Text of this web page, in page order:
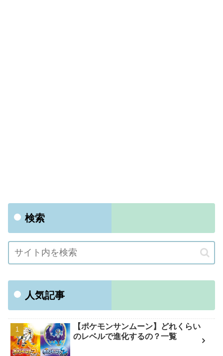
検索
人気記事
【ポケモンサンムーン】どれくらい
のレベルで進化するの？一覧